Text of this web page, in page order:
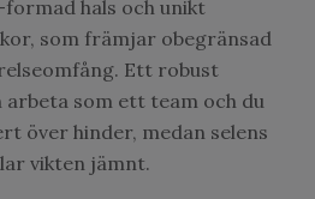
formad hals och unikt
som främjar obegränsad
Ett robust
som ett team och du
över hinder, medan selens
vikten jämnt.